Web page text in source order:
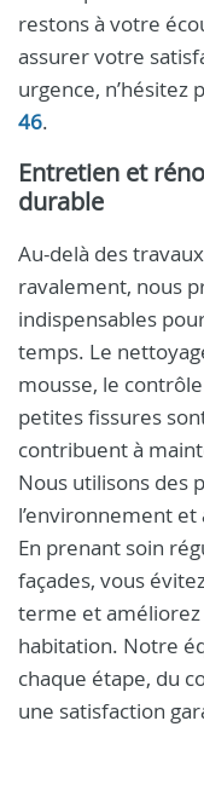
restons à votre
assurer votre
urgence, n’hésitez
46.
Entretien et
durable
Au-delà des
ravalement, nous
indispensables
temps. Le
mousse, le
petites fissures
contribuent à
Nous utilisons des
l’environnement
En prenant soin
façades, vous
terme et
habitation. Notre
chaque étape, du
une satisfaction